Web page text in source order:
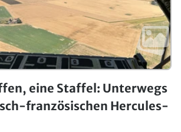
eine Staffel: Unterwegs
französischen Hercules-